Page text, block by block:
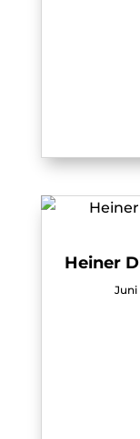
Heiner
Juni